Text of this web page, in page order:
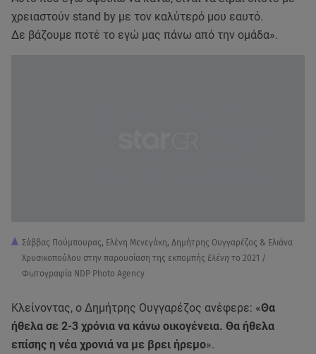
χρειαστούν stand by με τον καλύτερό μου εαυτό.
Δε βάζουμε ποτέ το εγώ μας πάνω από την ομάδα».
Σάββας Πούμπουρας, Ελένη Μενεγάκη, Δημήτρης Ουγγαρέζος & Ελιάνα
Χρυσικοπούλου στην παρουσίαση της εκπομπής Ελένη το 2021 /
Φωτογραφία NDP Photo Agency
Κλείνοντας, ο Δημήτρης Ουγγαρέζος ανέφερε: «Θα
ήθελα σε 2-3 χρόνια να κάνω οικογένεια. Θα ήθελα
επίσης η νέα χρονιά να με βρει ήρεμο».